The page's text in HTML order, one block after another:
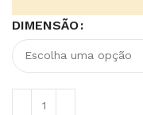
DIMENSÃO